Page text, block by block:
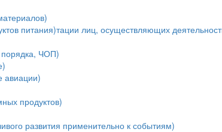
питания)тации лиц, осуществляющих
ЧОП)
авиации)
продуктов)
развития применительно к событиям)